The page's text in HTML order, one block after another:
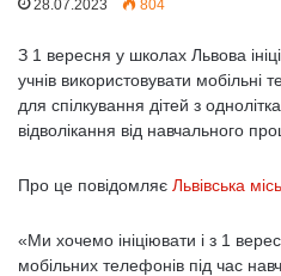
28.07.2023 804
З 1 вересня у школах Львова
учнів використовувати
для спілкування дітей з
відволікання від навчального
Про це повідомляє Львівська
«Ми хочемо ініціювати і з 1
мобільних телефонів під час